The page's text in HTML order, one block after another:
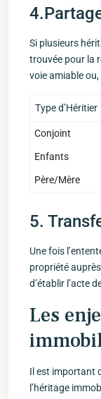
Si plusieurs
trouvée ⁣pour la
voie amiable
Type d’Héritier
Conjoint
Enfants
Père/Mère
5.
Une​ fois
propriété
d’établir l’acte
Les⁣
Il est ‍important
l’héritage